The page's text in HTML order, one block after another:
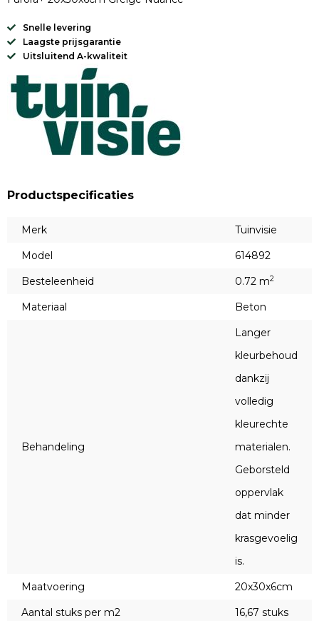
Snelle levering
Laagste prijsgarantie
Uitsluitend A-kwaliteit
Productspecificaties
Merk
Tuinvisie
Model
614892
Besteleenheid
0.72 m2
Materiaal Beton
Behandeling
Langer
kleurbehoud
dankzij
volledig
kleurechte
materialen.
Geborsteld
oppervlak
dat minder
krasgevoelig
is.
Maatvoering
20x30x6cm
Aantal stuks per m2
16,67 stuks